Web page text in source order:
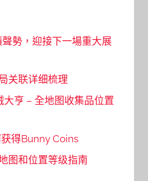
勢，迎接下一場重大展
关联详细梳理
大亨 – 全地图收集品位置
得Bunny Coins
图和位置等级指南